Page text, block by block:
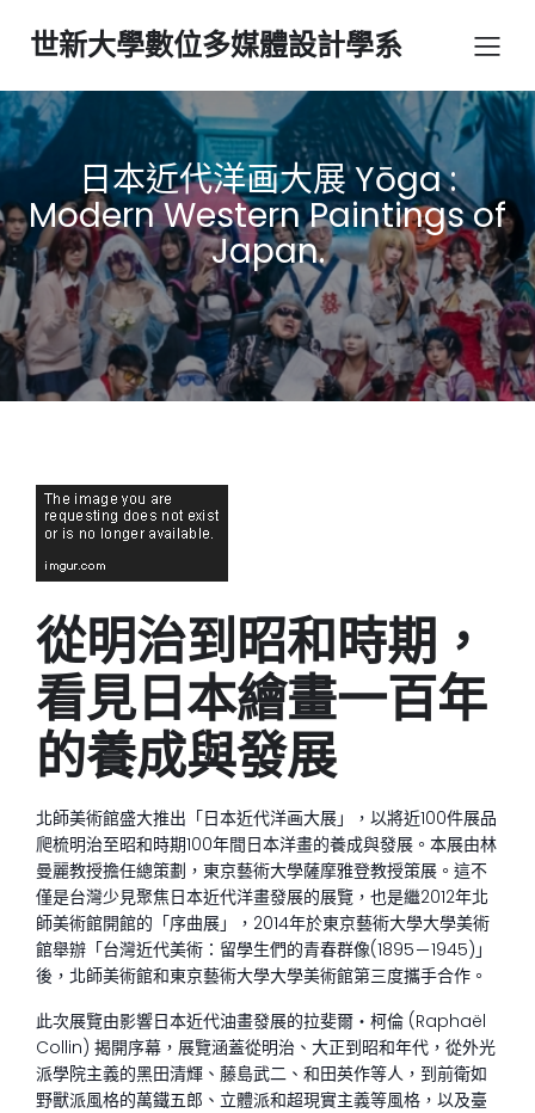
世新大學數位多媒體設計學系
日本近代洋画大展 Yōga :
Modern Western Paintings of
Japan.
從明治到昭和時期，
看見日本繪畫一百年
的養成與發展
北師美術館盛大推出「日本近代洋画大展」，以將近100件展品
爬梳明治至昭和時期100年間日本洋畫的養成與發展。本展由林
曼麗教授擔任總策劃，東京藝術大學薩摩雅登教授策展。這不
僅是台灣少見聚焦日本近代洋畫發展的展覽，也是繼2012年北
師美術館開館的「序曲展」，2014年於東京藝術大學大學美術
館舉辦「台灣近代美術：留學生們的青春群像(1895－1945)」
後，北師美術館和東京藝術大學大學美術館第三度攜手合作。
此次展覽由影響日本近代油畫發展的拉斐爾・柯倫 (Raphaël
Collin) 揭開序幕，展覽涵蓋從明治、大正到昭和年代，從外光
派學院主義的黑田清輝、藤島武二、和田英作等人，到前衛如
野獸派風格的萬鐵五郎、立體派和超現實主義等風格，以及臺